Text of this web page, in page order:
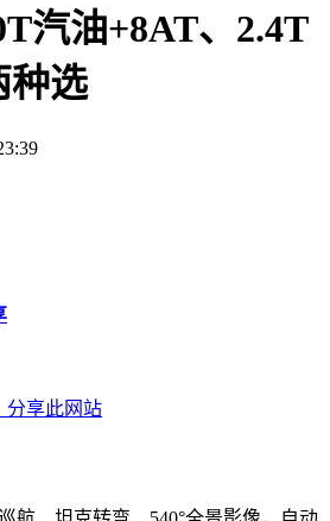
汽油+8AT、2.4T
种选
分享此网站